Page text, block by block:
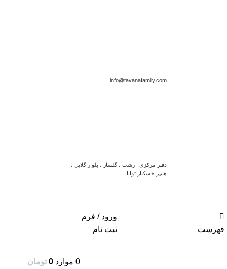
info@tavanafamily.com
دفتر مرکزی : رشت ، گلسار ، بلوار گلایل ،
هایپر خشکبار توانا
فهرست
ورود / فرم
ثبت نام
0 موارد 0 تومان